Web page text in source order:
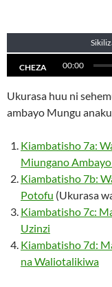
CHEZA 00:00
Ukurasa huu ni
ambayo Mungu
Kiambatisho 7a:
Miungano
Kiambatisho 7b:
Potofu (Ukurasa
Kiambatisho 7c:
Uzinzi
Kiambatisho 7d:
na Waliotalikiwa